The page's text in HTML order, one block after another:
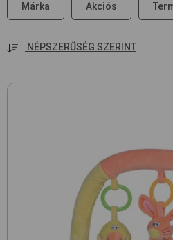
Márka Akciós
NÉPSZERŰSÉG SZERINT